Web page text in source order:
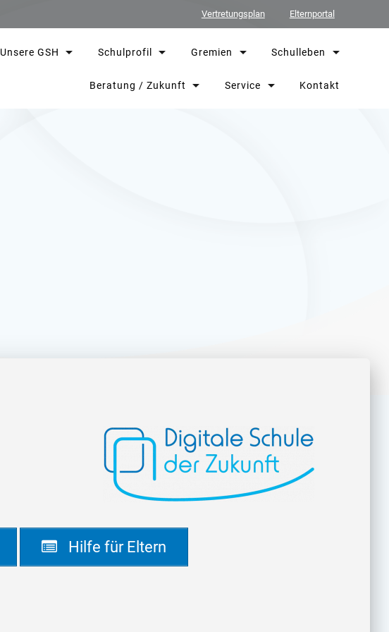
Vertretungsplan Elternportal
Unsere GSH Schulprofil Gremien Schulleben
Beratung / Zukunft Service Kontakt
Hilfe für Eltern